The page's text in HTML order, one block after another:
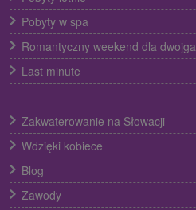
Pobyty w spa
Romantyczny weekend dla dwojga
Last minute
Zakwaterowanie na Słowacji
Wdzięki kobiece
Blog
Zawody